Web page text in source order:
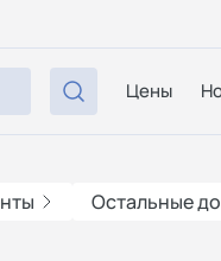
Цены
Остальные